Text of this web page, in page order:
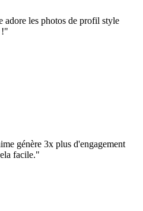
les photos de profil style
"
génère 3x plus d'engagement
facile."